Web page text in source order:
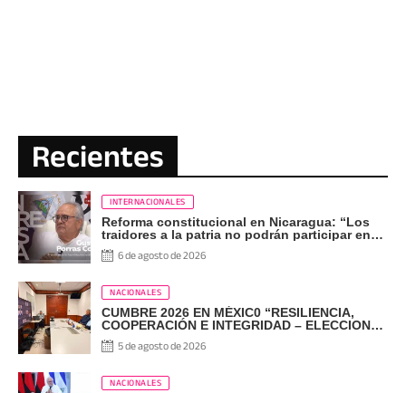
Recientes
INTERNACIONALES
Reforma constitucional en Nicaragua: “Los
traidores a la patria no podrán participar en
las elecciones”
6 de agosto de 2026
NACIONALES
CUMBRE 2026 EN MÉXIC0 “RESILIENCIA,
COOPERACIÓN E INTEGRIDAD – ELECCIONES
EN EL SIGLO XXI”
5 de agosto de 2026
NACIONALES